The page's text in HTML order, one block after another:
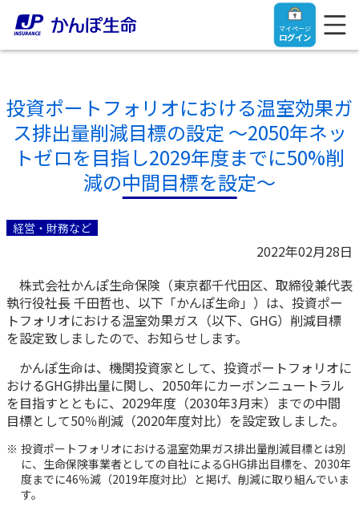
マイページ
ログイン
トップ
ご契約者さま
ご契約者さま
マイページログイン
入院保険金・手術保険金のご請求
お手続き一覧
きっかけ・できごとから探す
保険をご検討中のお客さま
保険をご検討中のお客さま
終身保険
養老保険
定期保険
学資保険
法人のお客さま
【まずはご相談ください】企業経営でお悩みの方はこ
法人のお客さま向け商品一覧
目的から探す
お役立ち情報
かんぽ生命の団体取扱い
お役立ち情報
かんぽ生命について
かんぽ生命について
よくあるご質問
お問い合わせ
投資ポートフォリオにおける温室効果ガ
ス排出量削減目標の設定 ～2050年ネッ
トゼロを目指し2029年度までに50%削
減の中間目標を設定～
経営・財務など
2022年02月28日
株式会社かんぽ生命保険（東京都千代田区、取締役兼代表
執行役社長 千田哲也、以下「かんぽ生命」）は、投資ポー
トフォリオにおける温室効果ガス（以下、GHG）削減目標
を設定致しましたので、お知らせします。
かんぽ生命は、機関投資家として、投資ポートフォリオに
おけるGHG排出量に関し、2050年にカーボンニュートラル
を目指すとともに、2029年度（2030年3月末）までの中間
目標として50％削減（2020年度対比）を設定致しました。
投資ポートフォリオにおける温室効果ガス排出量削減目標とは別
に、生命保険事業者としての自社によるGHG排出目標を、2030年
度までに46％減（2019年度対比）と掲げ、削減に取り組んでいま
す。